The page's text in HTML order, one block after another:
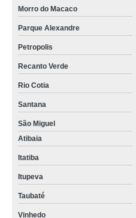
Morro do Macaco
Parque Alexandre
Petropolis
Recanto Verde
Rio Cotia
Santana
São Miguel
Atibaia
Itatiba
Itupeva
Taubaté
Vinhedo